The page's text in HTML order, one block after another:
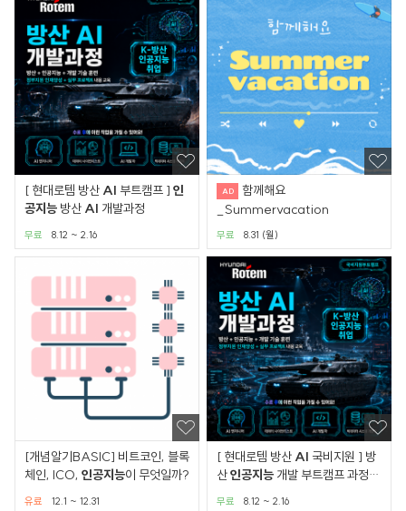
[ 현대로템 방산 AI 부트캠프 ] 인
공지능 방산 AI 개발과정
8.12 ~ 2.16
무료
함께해요
_Summervacation
8.31 (월)
무료
[개념알기BASIC] 비트코인, 블록
체인, ICO, 인공지능이 무엇일까?
12.1 ~ 12.31
유료
[ 현대로템 방산 AI 국비지원 ] 방
산인공지능 개발 부트캠프 과정
8.12 ~ 2.16
무료